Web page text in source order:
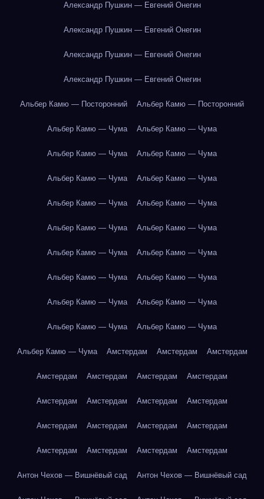
Александр Пушкин — Евгений Онегин
Александр Пушкин — Евгений Онегин
Александр Пушкин — Евгений Онегин
Александр Пушкин — Евгений Онегин
Альбер Камю — Посторонний Альбер Камю — Посторонний
Альбер Камю — Чума Альбер Камю — Чума
Альбер Камю — Чума Альбер Камю — Чума
Альбер Камю — Чума Альбер Камю — Чума
Альбер Камю — Чума Альбер Камю — Чума
Альбер Камю — Чума Альбер Камю — Чума
Альбер Камю — Чума Альбер Камю — Чума
Альбер Камю — Чума Альбер Камю — Чума
Альбер Камю — Чума Альбер Камю — Чума
Альбер Камю — Чума Альбер Камю — Чума
Альбер Камю — Чума Амстердам Амстердам Амстердам
Амстердам Амстердам Амстердам Амстердам
Амстердам Амстердам Амстердам Амстердам
Амстердам Амстердам Амстердам Амстердам
Амстердам Амстердам Амстердам Амстердам
Антон Чехов — Вишнёвый сад Антон Чехов — Вишнёвый сад